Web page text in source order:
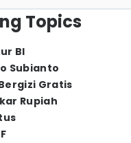
Topics
BI
Subianto
Gratis
Rupiah